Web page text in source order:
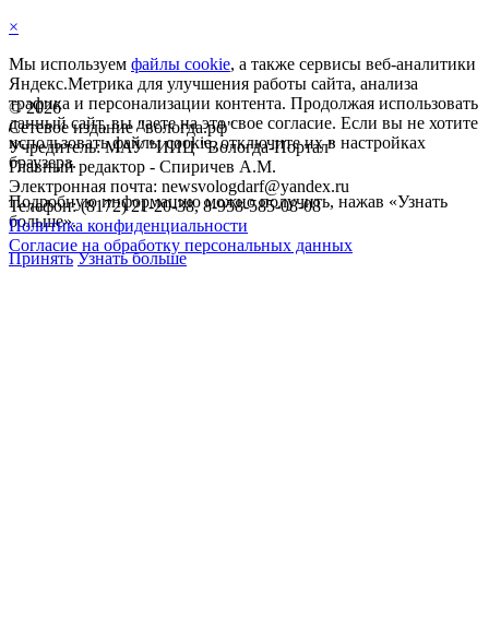
©2026
Сетевое издание "вологда.рф"
Учредитель: МАУ "ИИЦ "Вологда-Портал"
Главный редактор - Спиричев А.М.
Электронная почта: newsvologdarf@yandex.ru
Телефон: (8172) 21-20-38, 8-958-585-08-08
Политика конфиденциальности
Согласие на обработку персональных данных
×
Мы используем файлы cookie, а также сервисы веб-аналитики
Яндекс.Метрика для улучшения работы сайта, анализа
трафика и персонализации контента. Продолжая использовать
данный сайт, вы даете на это свое согласие. Если вы не хотите
использовать файлы cookie, отключите их в настройках
браузера.
Подробную информацию можно получить, нажав «Узнать
больше».
Принять Узнать больше